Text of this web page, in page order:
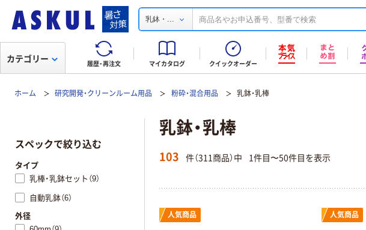
乳鉢・ ...
履歴・再注文 マイカタログ クイックオーダー
カテゴリー
ホーム 研究開発・クリーンルーム用品 粉砕・混合用品 乳鉢・乳棒
乳鉢・乳棒
103 件（311商品）中 1件目〜50件目を表示
人気商品 人気商品
スペックで絞り込む
タイプ
乳棒・乳鉢セット（9）
自動乳鉢（6）
外径